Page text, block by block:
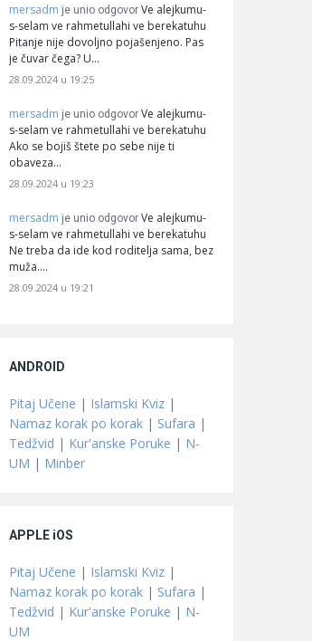
mersadm je unio odgovor Ve alejkumu-
s-selam ve rahmetullahi ve berekatuhu
Pitanje nije dovoljno pojašenjeno. Pas
je čuvar čega? U…
28.09.2024 u 19:25
mersadm je unio odgovor Ve alejkumu-
s-selam ve rahmetullahi ve berekatuhu
Ako se bojiš štete po sebe nije ti
obaveza…
28.09.2024 u 19:23
mersadm je unio odgovor Ve alejkumu-
s-selam ve rahmetullahi ve berekatuhu
Ne treba da ide kod roditelja sama, bez
muža.…
28.09.2024 u 19:21
ANDROID
Pitaj Učene | Islamski Kviz |
Namaz korak po korak | Sufara |
Tedžvid | Kur'anske Poruke | N-
UM | Minber
APPLE iOS
Pitaj Učene | Islamski Kviz |
Namaz korak po korak | Sufara |
Tedžvid | Kur'anske Poruke | N-
UM